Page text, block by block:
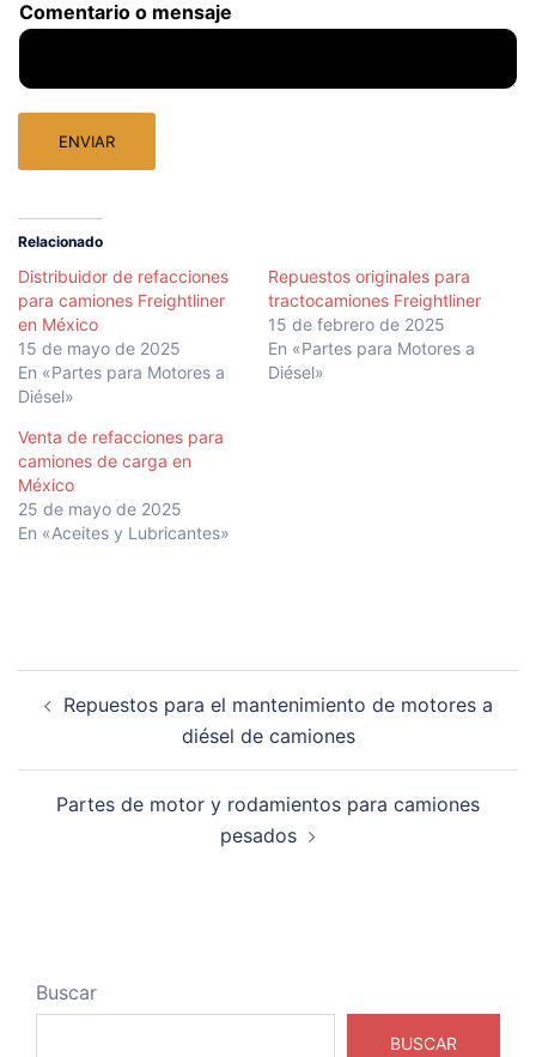
Comentario o mensaje
ENVIAR
Relacionado
Distribuidor de refacciones
para camiones Freightliner
en México
15 de mayo de 2025
En «Partes para Motores a
Diésel»
Repuestos originales para
tractocamiones Freightliner
15 de febrero de 2025
En «Partes para Motores a
Diésel»
Venta de refacciones para
camiones de carga en
México
25 de mayo de 2025
En «Aceites y Lubricantes»
de Repuestos para el mantenimiento de motores a
diésel de camiones
Partes de motor y rodamientos para camiones
pesados
Buscar
BUSCAR